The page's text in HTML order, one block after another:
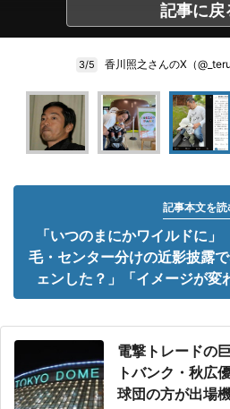
記事に戻
3/5 香川照之さんのX（
記事本文を読
「いつのまにかワイルドに
毛・センター分けの近影披露
ェンした？」「イメージが変
電撃トレードの
トバンク・秋広
球団の方が出場